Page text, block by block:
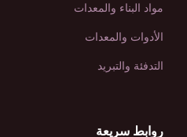
مواد البناء والمعدات
الأدوات والمعدات
التدفئة والتبريد
روابط سريعة